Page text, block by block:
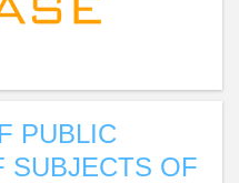
PUBLIC
SUBJECTS OF